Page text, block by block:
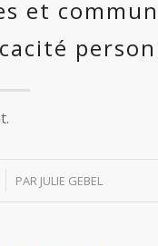
et
PAR JULIE GEBEL